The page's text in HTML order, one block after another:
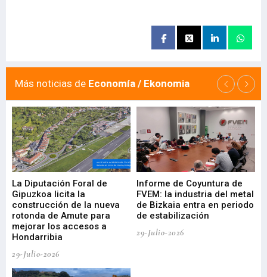
Más noticias de Economía / Ekonomia
La Diputación Foral de
Gipuzkoa licita la
construcción de la nueva
rotonda de Amute para
mejorar los accesos a
Hondarribia
29-Julio-2026
Informe de Coyuntura de
FVEM: la industria del metal
de Bizkaia entra en periodo
de estabilización
29-Julio-2026